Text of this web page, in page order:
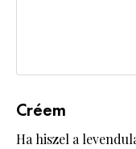
Créem
Ha hiszel a